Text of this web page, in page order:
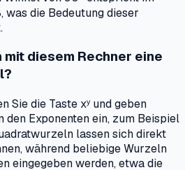
was die Bedeutung dieser
diesem Rechner eine
Sie die Taste xʸ und geben
den Exponenten ein, zum Beispiel
lassen sich direkt
während beliebige Wurzeln
eingegeben werden, etwa die